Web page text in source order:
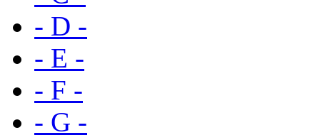
- D -
- E -
- F -
- G -